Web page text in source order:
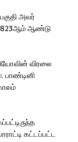
அவர்
1823ஆம் ஆண்டு
விரலை
பாண்டினி
கட்டப்பட்ட